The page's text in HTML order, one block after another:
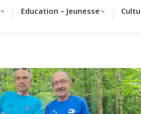
Education – Jeunesse